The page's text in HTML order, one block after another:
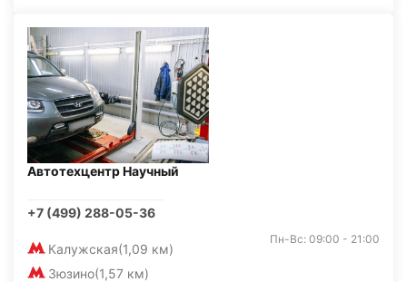
Автотехцентр Научный
+7 (499) 288-05-36
Калужская(1,09 км)
Зюзино(1,57 км)
Пн-Вс: 09:00 - 21:00